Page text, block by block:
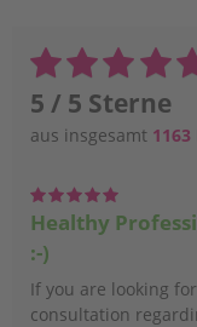
5 / 5 Sterne
aus insgesamt 1163
Healthy
:-)
If you are looking
consultation